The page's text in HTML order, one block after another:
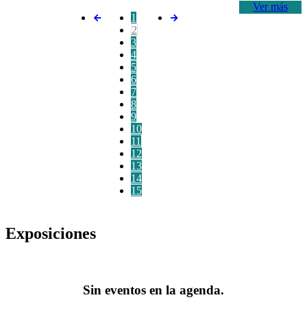
Ver más
1
2
3
4
5
6
7
8
9
10
11
12
13
14
15
Exposiciones
Sin eventos en la agenda.